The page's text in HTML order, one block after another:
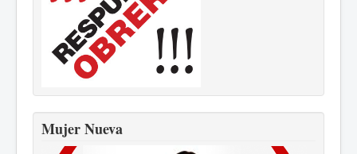
Mujer Nueva